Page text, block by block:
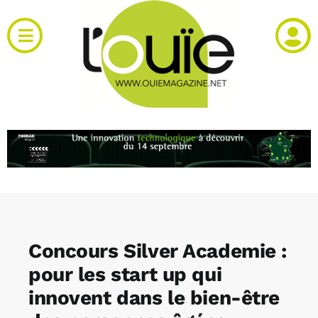
au
contenu
Toggle
Navigation
RH et emploi
Kiosque
Concours Silver Academie :
pour les start up qui
innovent dans le bien-être